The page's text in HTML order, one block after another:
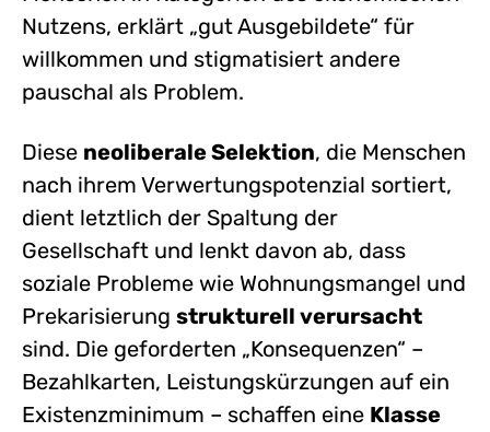
Nutzens, erklärt „gut Ausgebildete“ für
willkommen und stigmatisiert andere
pauschal als Problem.
Diese neoliberale Selektion, die Menschen
nach ihrem Verwertungspotenzial sortiert,
dient letztlich der Spaltung der
Gesellschaft und lenkt davon ab, dass
soziale Probleme wie Wohnungsmangel und
Prekarisierung strukturell verursacht
sind. Die geforderten „Konsequenzen“ –
Bezahlkarten, Leistungskürzungen auf ein
Existenzminimum – schaffen eine Klasse